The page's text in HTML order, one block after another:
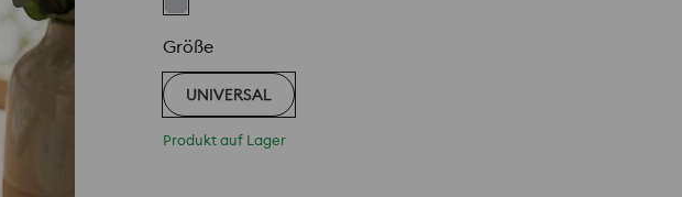
Größe
UNIVERSAL
Produkt auf Lager